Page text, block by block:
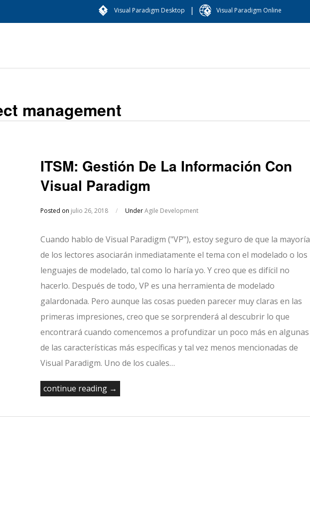
Visual Paradigm Desktop | Visual Paradigm Online
management
ITSM: Gestión De La Información Con
Visual Paradigm
Posted on julio 26, 2018 / UnderAgile Development
Cuando hablo de Visual Paradigm ("VP"), estoy seguro de que la mayoría
de los lectores asociarán inmediatamente el tema con el modelado o los
lenguajes de modelado, tal como lo haría yo. Y creo que es difícil no
hacerlo. Después de todo, VP es una herramienta de modelado
galardonada. Pero aunque las cosas pueden parecer muy claras en las
primeras impresiones, creo que se sorprenderá al descubrir lo que
encontrará cuando comencemos a profundizar un poco más en algunas
de las características más específicas y tal vez menos mencionadas de
Visual Paradigm. Uno de los cuales…
continue reading →